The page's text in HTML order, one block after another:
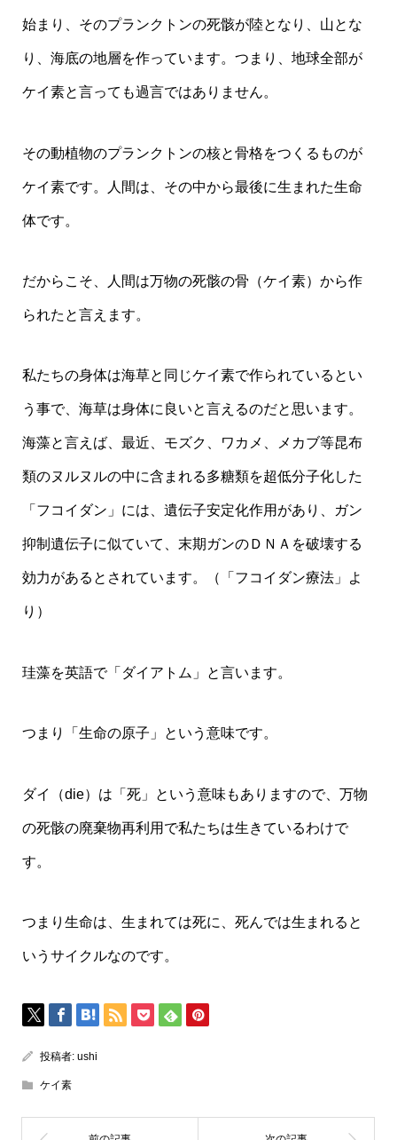
始まり、そのプランクトンの死骸が陸となり、山とな
り、海底の地層を作っています。つまり、地球全部が
ケイ素と言っても過言ではありません。
その動植物のプランクトンの核と骨格をつくるものが
ケイ素です。人間は、その中から最後に生まれた生命
体です。
だからこそ、人間は万物の死骸の骨（ケイ素）から作
られたと言えます。
私たちの身体は海草と同じケイ素で作られているとい
う事で、海草は身体に良いと言えるのだと思います。
海藻と言えば、最近、モズク、ワカメ、メカブ等昆布
類のヌルヌルの中に含まれる多糖類を超低分子化した
「フコイダン」には、遺伝子安定化作用があり、ガン
抑制遺伝子に似ていて、末期ガンのＤＮＡを破壊する
効力があるとされています。（「フコイダン療法」よ
り）
珪藻を英語で「ダイアトム」と言います。
つまり「生命の原子」という意味です。
ダイ（die）は「死」という意味もありますので、万物
の死骸の廃棄物再利用で私たちは生きているわけで
す。
つまり生命は、生まれては死に、死んでは生まれると
いうサイクルなのです。
投稿者: ushi
ケイ素